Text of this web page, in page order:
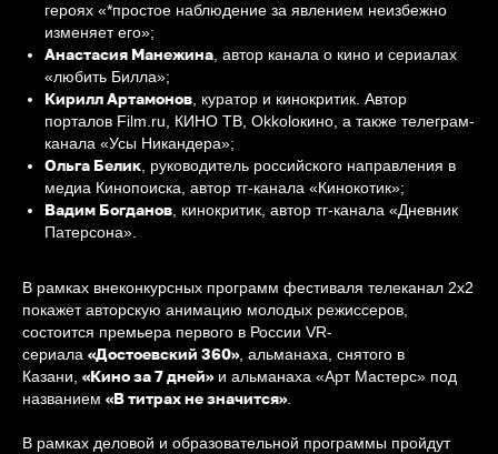
героях «*простое наблюдение за явлением неизбежно
изменяет его»;
Анастасия Манежина, автор канала о кино и сериалах
«любить Билла»;
Кирилл Артамонов, куратор и кинокритик. Автор
порталов Film.ru, КИНО ТВ, Okkoloкино, а также телеграм-
канала «Усы Никандера»;
Ольга Белик, руководитель российского направления в
медиа Кинопоиска, автор тг-канала «Кинокотик»;
Вадим Богданов, кинокритик, автор тг-канала «Дневник
Патерсона».
В рамках внеконкурсных программ фестиваля телеканал 2х2
покажет авторскую анимацию молодых режиссеров,
состоится премьера первого в России VR-
сериала «Достоевский 360», альманаха, снятого в
Казани, «Кино за 7 дней»и альманаха «Арт Мастерс» под
названием «В титрах не значится».
В рамках деловой и образовательной программы пройдут